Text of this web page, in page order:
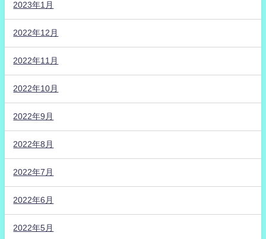
2023年1月
2022年12月
2022年11月
2022年10月
2022年9月
2022年8月
2022年7月
2022年6月
2022年5月